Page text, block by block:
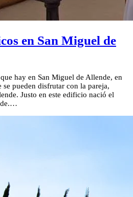
en San Miguel de
hay en San Miguel de Allende, en
se pueden disfrutar con la pareja,
Justo en este edificio nació el